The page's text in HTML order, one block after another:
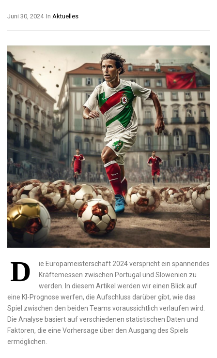
In Aktuelles
Juni 30, 2024
D
ie Europameisterschaft 2024 verspricht ein spannendes
Kräftemessen ⁣zwischen Portugal und‌ Slowenien zu
‍werden. In diesem Artikel werden wir einen Blick auf
eine KI-Prognose werfen, die Aufschluss darüber gibt, wie das
Spiel zwischen den beiden Teams voraussichtlich verlaufen wird.
Die Analyse basiert auf verschiedenen‍ statistischen Daten ⁤und
Faktoren, die eine Vorhersage über den Ausgang des Spiels⁣
ermöglichen.